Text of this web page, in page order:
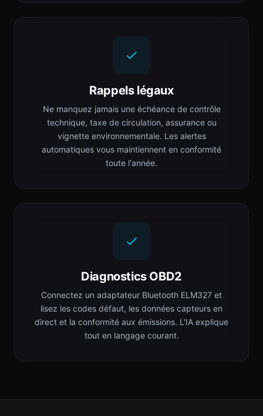
Rappels légaux
Ne manquez jamais une échéance de contrôle
technique, taxe de circulation, assurance ou
vignette environnementale. Les alertes
automatiques vous maintiennent en conformité
toute l'année.
Diagnostics OBD2
Connectez un adaptateur Bluetooth ELM327 et
lisez les codes défaut, les données capteurs en
direct et la conformité aux émissions. L'IA explique
tout en langage courant.